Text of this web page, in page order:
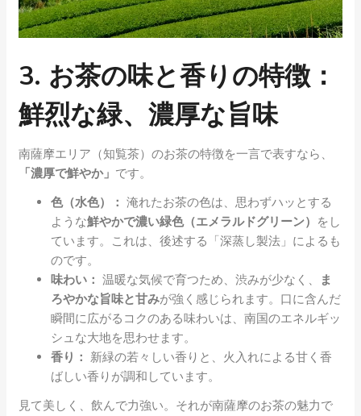
3. お茶の味と香りの特徴：
鮮烈な緑、濃厚な旨味
南薩摩エリア（知覧茶）のお茶の特徴を一言で表すなら、
「濃厚で鮮やか」 です。
色（水色）： 淹れたお茶の色は、思わずハッとする
ような鮮やかで濃い緑色（エメラルドグリーン） をし
ています。これは、後述する「深蒸し製法」によるも
のです。
味わい： 温暖な気候で育つため、渋みが少なく、
ま
ろやかな旨味と甘みが強く感じられます。口に含んだ
瞬間に広がるコクのある味わいは、南国のエネルギッ
シュな大地を思わせます。
香り： 新緑の若々しい香りと、火入れによる甘く香
ばしい香りが調和しています。
見て美しく、飲んで力強い。それが南薩摩のお茶の魅力で